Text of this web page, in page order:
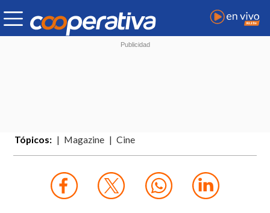
Tópicos: Magazine Cine